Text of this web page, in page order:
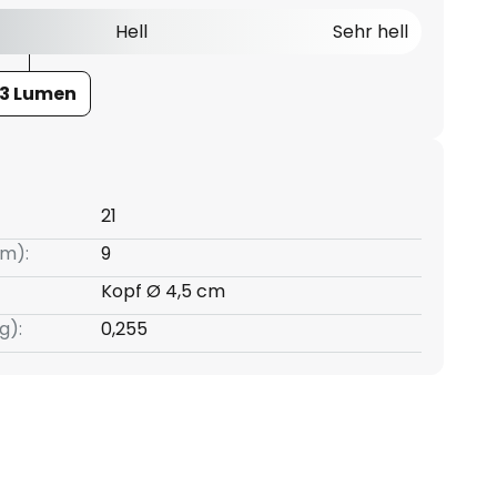
Hell Sehr hell
Lumen
21
9
Kopf Ø 4,5 cm
0,255